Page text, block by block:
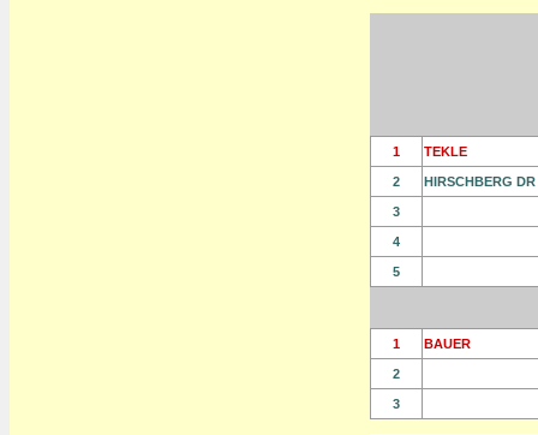
1 TEKLE
2 HIRSCHBERG DR
3
4
5
1 BAUER
2
3